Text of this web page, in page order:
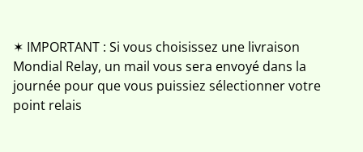
✶ IMPORTANT : Si vous choisissez une livraison
Mondial Relay, un mail vous sera envoyé dans la
journée pour que vous puissiez sélectionner votre
point relais